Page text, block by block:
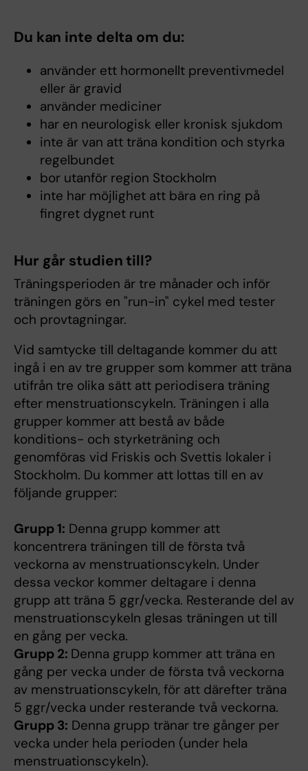
Du kan inte delta om du:
använder ett hormonellt preventivmedel
eller är gravid
använder mediciner
har en neurologisk eller kronisk sjukdom
inte är van att träna kondition och styrka
regelbundet
bor utanför region Stockholm
inte har möjlighet att bära en ring på
fingret dygnet runt
Hur går studien till?
Träningsperioden är tre månader och inför
träningen görs en "run-in" cykel med tester
och provtagningar.
Vid samtycke till deltagande kommer du att
ingå i en av tre grupper som kommer att träna
utifrån tre olika sätt att periodisera träning
efter menstruationscykeln. Träningen i alla
grupper kommer att bestå av både
konditions- och styrketräning och
genomföras vid Friskis och Svettis lokaler i
Stockholm. Du kommer att lottas till en av
följande grupper:
Grupp 1: Denna grupp kommer att
koncentrera träningen till de första två
veckorna av menstruationscykeln. Under
dessa veckor kommer deltagare i denna
grupp att träna 5 ggr/vecka. Resterande del av
menstruationscykeln glesas träningen ut till
en gång per vecka.
Grupp 2: Denna grupp kommer att träna en
gång per vecka under de första två veckorna
av menstruationscykeln, för att därefter träna
5 ggr/vecka under resterande två veckorna.
Grupp 3: Denna grupp tränar tre gånger per
vecka under hela perioden (under hela
menstruationscykeln).